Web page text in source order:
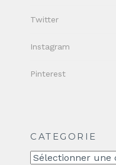
Twitter
Instagram
Pinterest
CATEGORIE
CATEGORIE